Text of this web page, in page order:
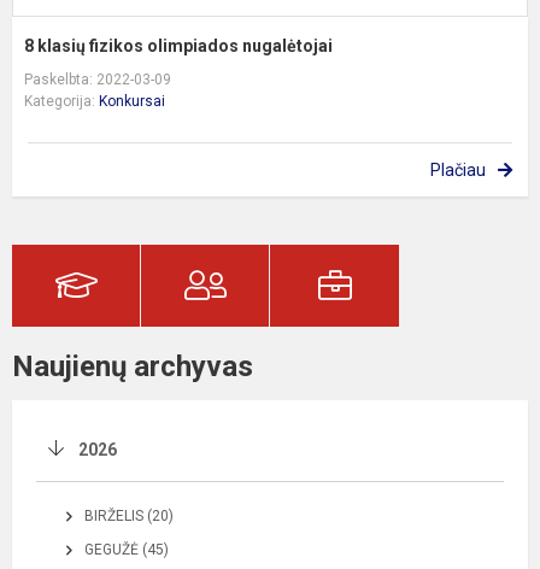
8 klasių fizikos olimpiados nugalėtojai
Paskelbta: 2022-03-09
Kategorija: Konkursai
Plačiau
Naujienų archyvas
2026
BIRŽELIS (20)
GEGUŽĖ (45)